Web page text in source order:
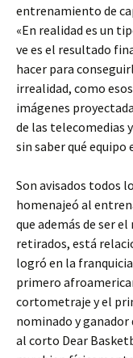
entrenamiento de
«En realidad es un
ve es el resultado
hacer para
irrealidad, como
imágenes
de las telecomedias
sin saber qué
Son avisados todos
homenajeó al
que además de ser
retirados, está
logró en la
primero
cortometraje y el
nominado y ganador
al corto Dear